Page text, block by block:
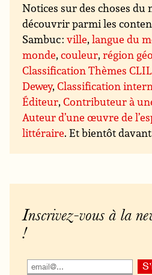
Notices sur des choses du
découvrir parmi les
Sambuc :ville,langue du
monde,couleur,région
Classification Thèmes CLIL
Dewey,Classification
Éditeur,Contributeur à
Auteur d’une œuvre de
littéraire. Et bientôt
Inscrivez-vous à la
!